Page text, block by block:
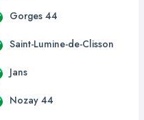
Gorges 44
Saint-Lumine-de-Clisson
Jans
Nozay 44